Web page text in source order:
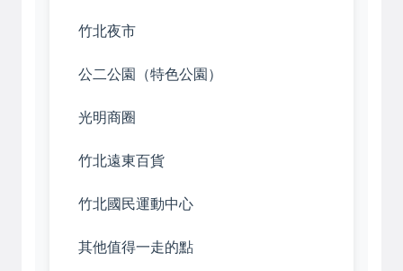
竹北夜市
公二公園（特色公園）
光明商圈
竹北遠東百貨
竹北國民運動中心
其他值得一走的點